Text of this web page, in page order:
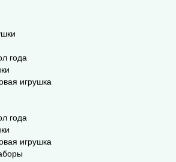
года
игрушка
года
игрушка